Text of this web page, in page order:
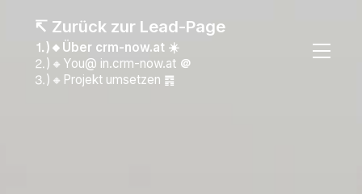
↸ Zurück zur Lead-Page
⒈)🔸Über crm-now.at ☀️
⒉)🔸You@ in.crm-now.at ＠
⒊)🔸Projekt umsetzen ䷴